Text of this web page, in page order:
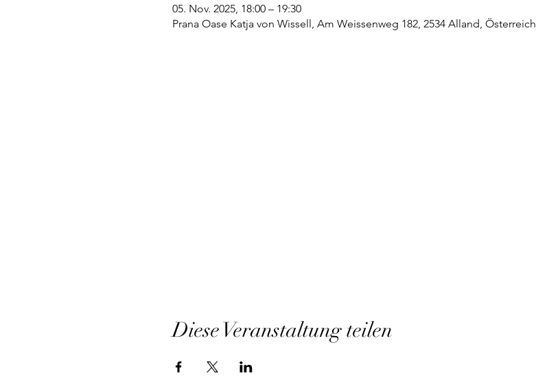
05. Nov. 2025, 18:00 – 19:30
Prana Oase Katja von Wissell, Am Weissenweg 182, 2534 Alland, Österreich
Diese Veranstaltung teilen